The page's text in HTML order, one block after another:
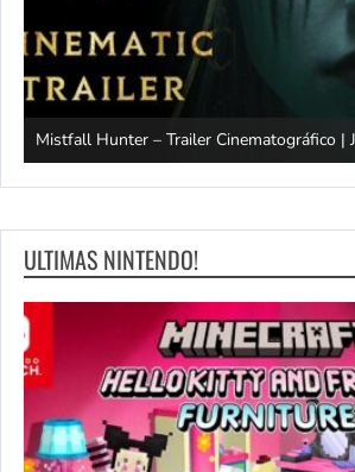
Mistfall Hunter – Trailer Cinematográfico |
ULTIMAS NINTENDO!